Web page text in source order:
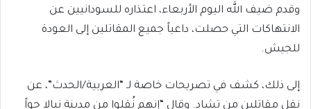
وقدم ضيف الله اليوم الأربعاء، اعتذاره للسودانيين عن
الانتهاكات التي حصلت، داعياً جميع المقاتلين إلى العودة
للجيش.
إلى ذلك، كشف في تصريحات خاصة لـ “العربية/الحدث”، عن
نقل مقاتلين من تشاد. وقال “إنهم نُقلوا من مدينة نيالا جواً